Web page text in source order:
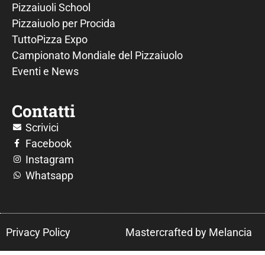
Pizzaiuoli School
Pizzaiuolo per Procida
TuttoPizza Expo
Campionato Mondiale del Pizzaiuolo
Eventi e News
Contatti
Scrivici
Facebook
Instagram
Whatsapp
Privacy Policy Mastercrafted by Melancia